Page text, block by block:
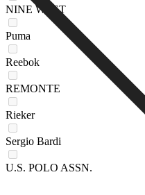
NINE WEST
Puma
Reebok
REMONTE
Rieker
Sergio Bardi
U.S. POLO ASSN.